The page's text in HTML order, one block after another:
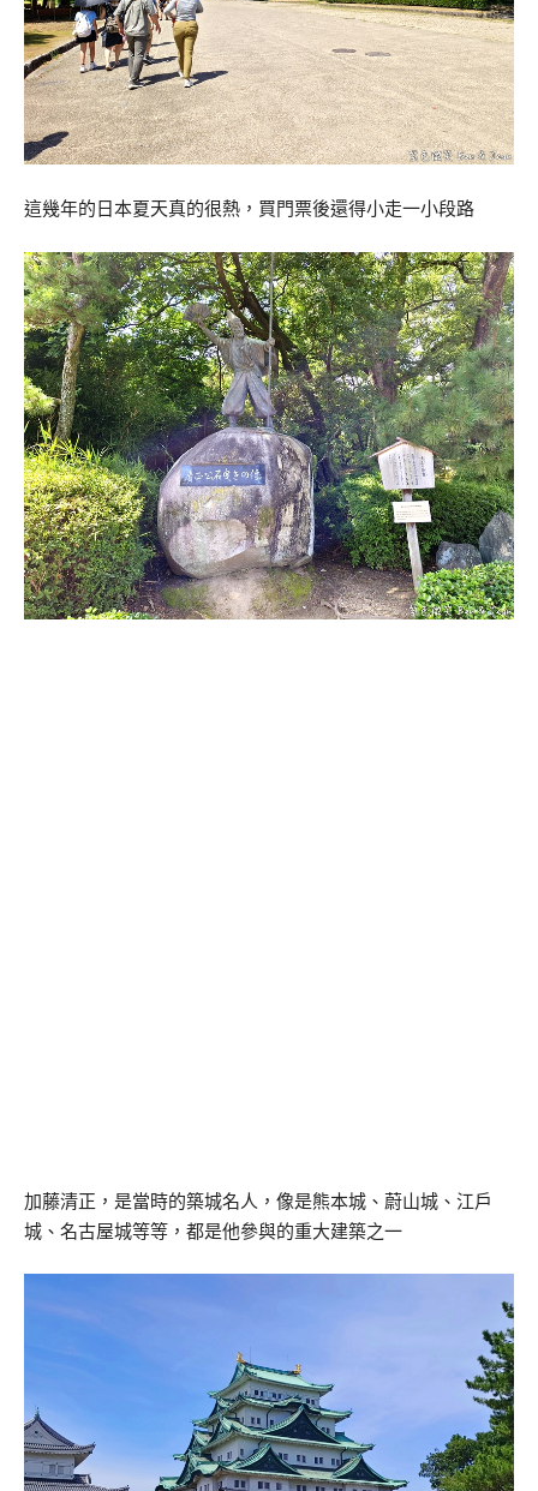
這幾年的日本夏天真的很熱，買門票後還得小走一小段路
加藤清正，是當時的築城名人，像是熊本城、蔚山城、江戶
城、名古屋城等等，都是他參與的重大建築之一